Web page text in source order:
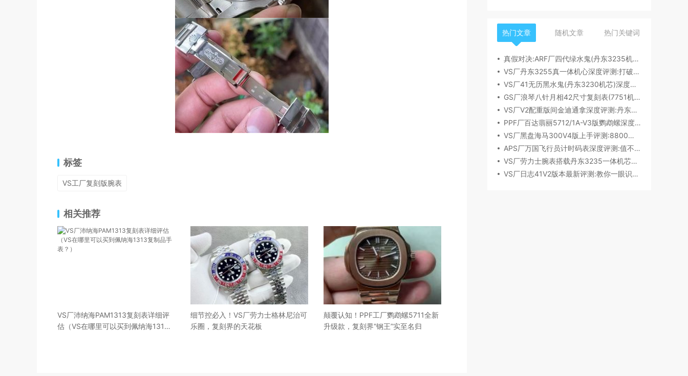
标签
VS工厂复刻版腕表
相关推荐
VS厂沛纳海PAM1313复刻表详细评
估（VS在哪里可以买到佩纳海1313
细节控必入！VS厂劳力士格林尼治可
乐圈，复刻界的天花板
颠覆认知！PPF工厂鹦鹉螺5711全新
升级款，复刻界“钢王”实至名归
热门文章 随机文章 热门关键词
真假对决:ARF厂四代绿水鬼(丹东3235机芯)深度评测
VS厂丹东3255真一体机心深度评测:打破市场乱象,重塑复刻机芯新标杆​
VS厂41无历黑水鬼(丹东3230机芯)深度评测:性能与破绽全解析
GS厂浪琴八针月相42尺寸复刻表(7751机芯)细节全析
VS厂V2配重版间金迪通拿深度评测:丹东4131机芯加持下的165克精密之作​
PPF厂百达翡丽5712/1A-V3版鹦鹉螺深度评测:细节升级直击正品
VS厂黑盘海马300V4版上手评测:8800一体机芯加持,复刻天花板实至名归?
APS厂万国飞行员计时码表深度评测:值不值得入手？
VS厂劳力士腕表搭载丹东3235一体机芯深度评测
VS厂日志41V2版本最新评测:教你一眼识破假VS